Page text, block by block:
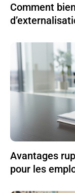
Comment
Avantages
pour les